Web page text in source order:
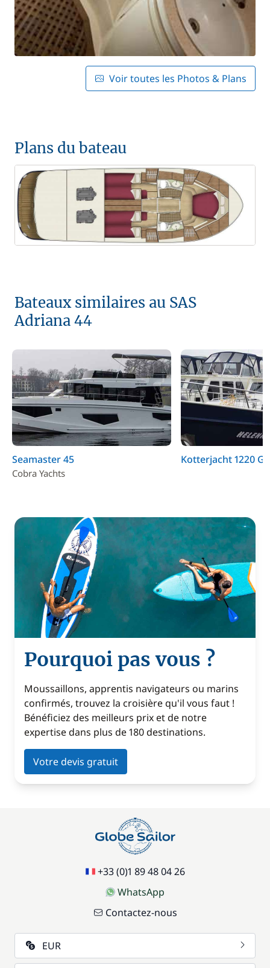
Voir toutes les Photos & Plans
Plans du bateau
Bateaux similaires au SAS
Adriana 44
Seamaster 45
Cobra Yachts
Kotterjacht 1220 GL
Pourquoi pas vous ?
Moussaillons, apprentis navigateurs ou marins
confirmés, trouvez la croisière qu'il vous faut !
Bénéficiez des meilleurs prix et de notre
expertise dans plus de 180 destinations.
Votre devis gratuit
+33 (0)1 89 48 04 26
WhatsApp
Contactez-nous
EUR